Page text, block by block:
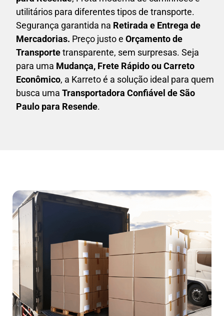
utilitários para diferentes tipos de transporte.
Segurança garantida na Retirada e Entrega de
Mercadorias. Preço justo e Orçamento de
Transportetransparente, sem surpresas. Seja
para uma Mudança, Frete Rápido ou Carreto
Econômico, a Karretoé a solução ideal para quem
busca uma Transportadora Confiável de São
Paulo para Resende.